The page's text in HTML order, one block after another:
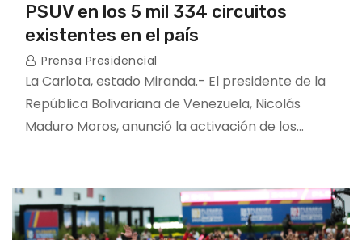
PSUV en los 5 mil 334 circuitos
existentes en el país
Prensa Presidencial
La Carlota, estado Miranda.- El presidente de la
República Bolivariana de Venezuela, Nicolás
Maduro Moros, anunció la activación de los…